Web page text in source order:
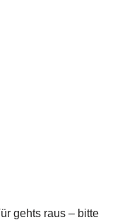
gehts raus – bitte